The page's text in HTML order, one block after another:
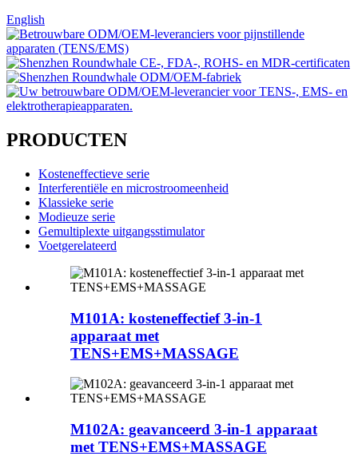
English
PRODUCTEN
Kosteneffectieve serie
Interferentiële en microstroomeenheid
Klassieke serie
Modieuze serie
Gemultiplexte uitgangsstimulator
Voetgerelateerd
M101A: kosteneffectief 3-in-1
apparaat met
TENS+EMS+MASSAGE
M102A: geavanceerd 3-in-1 apparaat
met TENS+EMS+MASSAGE